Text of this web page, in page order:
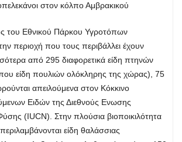
στον κόλπο Αμβρακικού
του Εθνικού Πάρκου Υγροτόπων
περιοχή που τους περιβάλλει έχουν
από 295 διαφορετικά είδη πτηνών
είδη πουλιών ολόκληρης της χώρας), 75
απειλούμενα στον Κόκκινο
Ειδών της Διεθνούς Ενωσης
(IUCN). Στην πλούσια βιοποικιλότητα
είδη θαλάσσιας